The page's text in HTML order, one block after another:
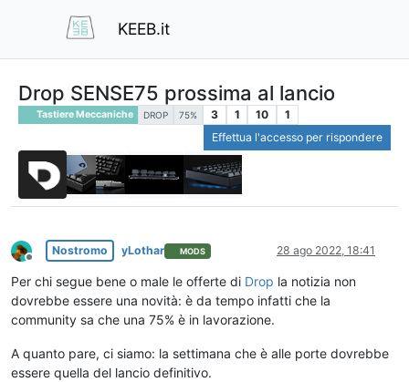
KEEB.it
Drop SENSE75 prossima al lancio
Tastiere Meccaniche DROP 75% 3 1 10
1
Effettua l'accesso per rispondere
Non in linea
Nostromo yLothar MODS 28 ago 2022, 18:41
Per chi segue bene o male le offerte di Drop la notizia non
dovrebbe essere una novità: è da tempo infatti che la
community sa che una 75% è in lavorazione.
A quanto pare, ci siamo: la settimana che è alle porte dovrebbe
essere quella del lancio definitivo.